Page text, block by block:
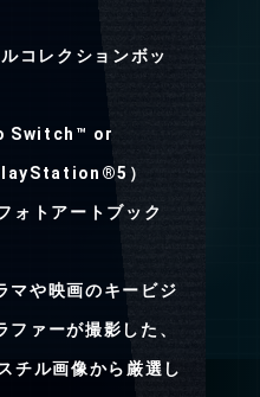
コレクションボッ
Switch™ or
）
ォトアートブック
マや映画のキービジ
ァーが撮影した、
チル画像から厳選し